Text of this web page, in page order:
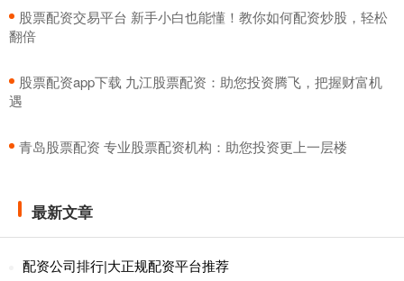
​股票配资交易平台 新手小白也能懂！教你如何配资炒股，轻松
翻倍
​股票配资app下载 九江股票配资：助您投资腾飞，把握财富机
遇
​青岛股票配资 专业股票配资机构：助您投资更上一层楼
最新文章
配资公司排行|大正规配资平台推荐